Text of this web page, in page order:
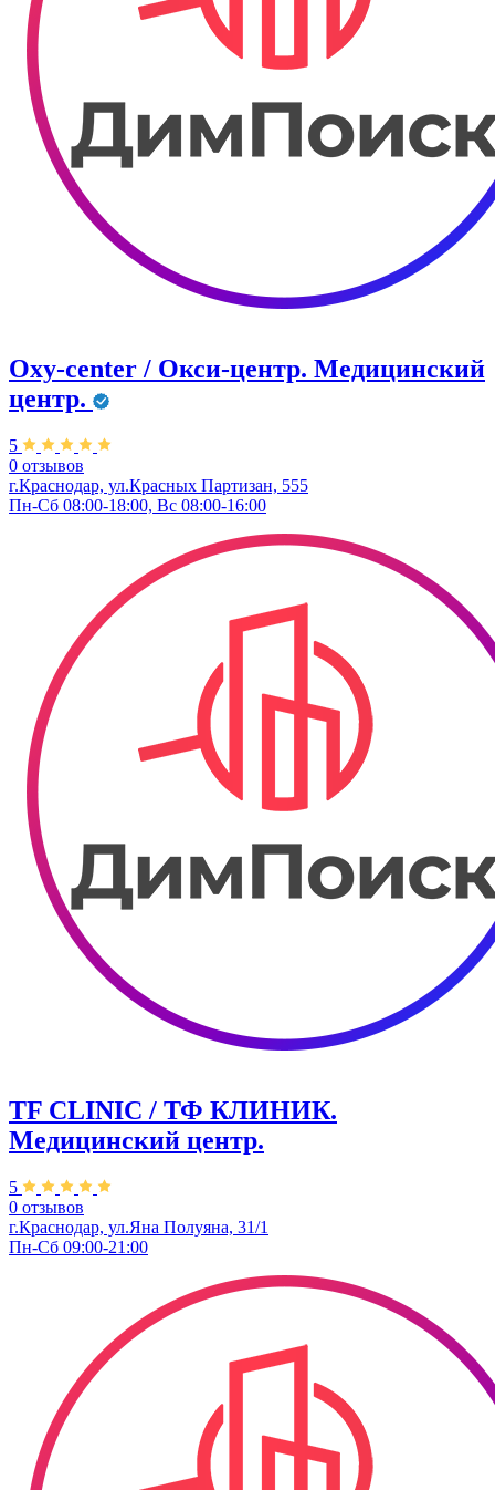
Oxy-center / Окси-центр. Медицинский
центр.
5
0 отзывов
г.Краснодар, ул.Красных Партизан, 555
Пн-Сб 08:00-18:00, Вс 08:00-16:00
TF CLINIC / ТФ КЛИНИК.
Медицинский центр.
5
0 отзывов
г.Краснодар, ул.​Яна Полуяна, 31/1
Пн-Сб 09:00-21:00